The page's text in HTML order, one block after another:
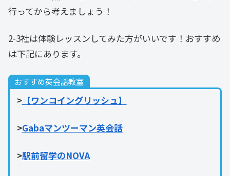
行ってから考えましょう！
2-3社は体験レッスンしてみた方がいいです！おすすめ
は下記にあります。
おすすめ英会話教室
>【ワンコイングリッシュ】
>Gabaマンツーマン英会話
>駅前留学のNOVA